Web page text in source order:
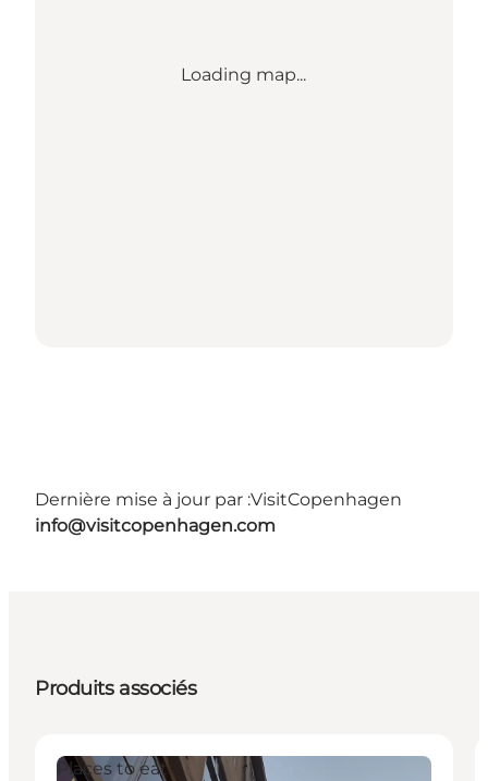
Loading map...
Dernière mise à jour par :VisitCopenhagen
info@visitcopenhagen.com
Produits associés
Places to eat